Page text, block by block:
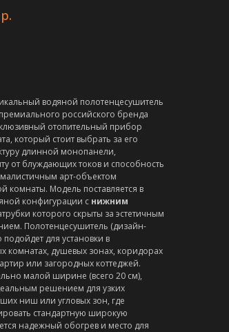
р.
водяной полотенцесушитель
российского бренда
отопительный прибор
который стоит выбрать за его
длинной монопанели,
от блуждающих токов и способность
арт-объектом
комнаты. Модель поставляется в
конфигурации с нижним
которого скрыты за эстетичным
Полотенцесушитель (дизайн-
для установки в
комнатах, душевых зонах, коридорах
или загородных коттеджей.
малой ширине (всего 20 см),
решением для узких
ниш или угловых зон, где
стандартную широкую
надежный обогрев и место для